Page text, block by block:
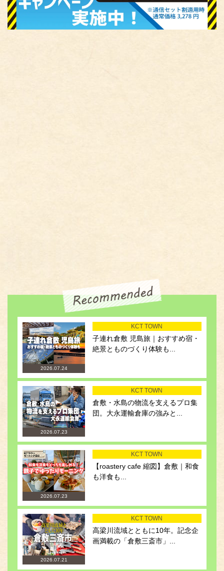
2026.07.24
KCT TOWN
子連れ倉敷 児島旅｜おすすめ宿・
絶景とものづくり体験も...
2026.07.23
KCT TOWN
倉敷・水島の物流を支えるプロ集
団。大永運輸倉庫の強みと...
2026.07.23
KCT TOWN
【roastery cafe 縮図】倉敷｜和食
も洋食も...
2026.07.21
KCT TOWN
高梁川流域とともに10年。記念企
画満載の「倉敷三斎市」...